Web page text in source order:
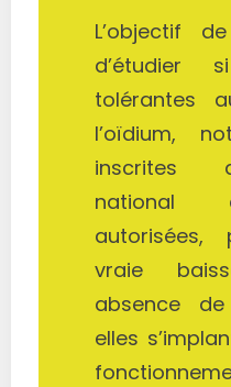
L’objectif
d’étudier
tolérantes
l’oïdium,
inscrites
national
autorisées,
vraie
absence
elles